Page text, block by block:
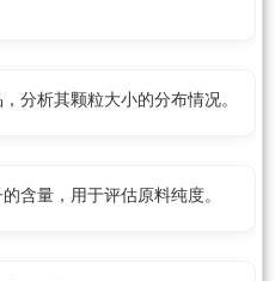
分析其颗粒大小的分布情况。
含量，用于评估原料纯度。